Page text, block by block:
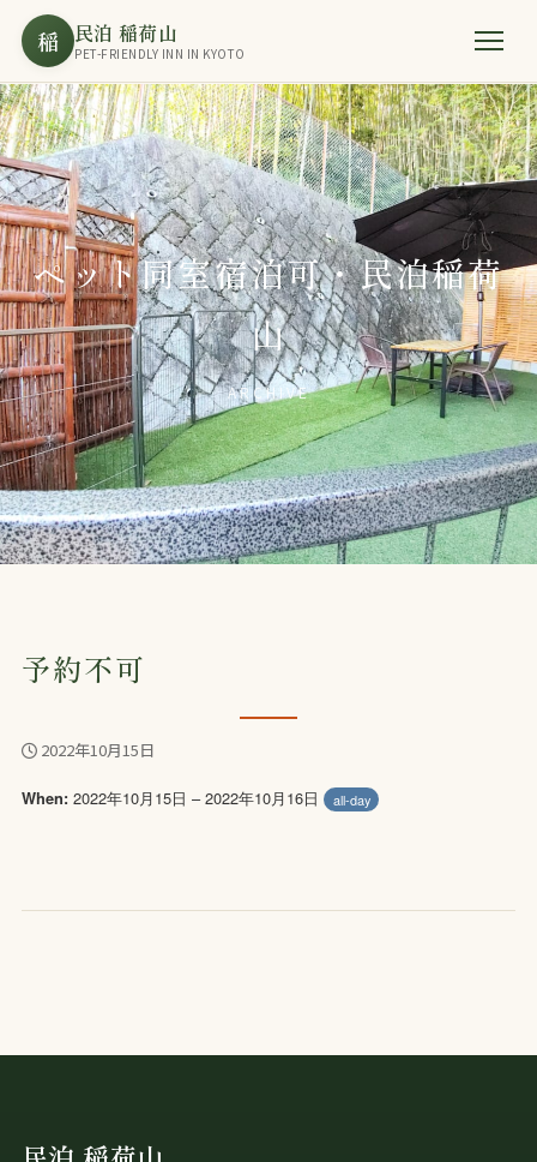
稲 民泊 稲荷山
PET-FRIENDLY INN IN KYOTO
ペット同室宿泊可・民泊稲荷
山
ARCHIVE
予約不可
2022年10月15日
When: 2022年10月15日 – 2022年10月16日 all-day